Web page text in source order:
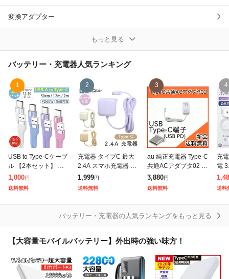
変換アダプター
もっと見る
バッテリー・充電器人気ランキング
1
USB to Type-Cケーブ
ル 【2本セット】 シ
リコン USB PD66W
対応 タイプCケーブル
2m 1.2m 50cm
1,000円
送料無料
2
充電器 タイプC 最大
2.4A スマホ充電器 AC
アダプター Type-C An
droid 携帯充電器 ケー
ブル コード 一体型
1,999円
送料無料
3
au 純正充電器 Type-C
共通ACアダプタ02 06
02PQA スマートフォ
ン USB PD 対応 [送料
無料][au p
3,880円
送料無料
4
充
電
プ
充
グ
送料
バッテリー・充電器の人気ランキングをもっと見る
【大容量モバイルバッテリー】外出時の強い味方！